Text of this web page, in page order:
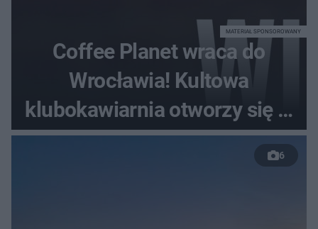
Coffee Planet wraca do
Wrocławia! Kultowa
klubokawiarnia otworzy się w
nowym miejscu
MATERIAŁ SPONSOROWANY
6